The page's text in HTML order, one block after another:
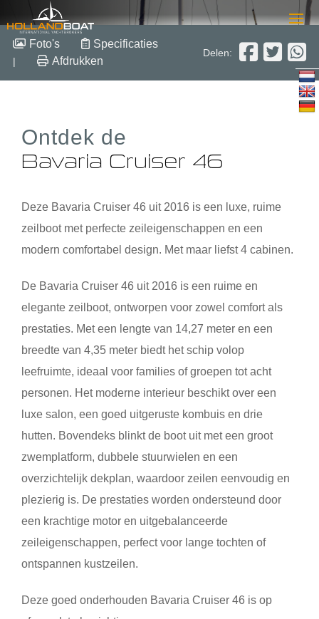
Bavaria Cruiser 46
€ 159.000,- excl btw
Foto's Specificaties
| Afdrukken
Delen:
Ontdek de
Bavaria Cruiser 46
Deze Bavaria Cruiser 46 uit 2016 is een luxe, ruime
zeilboot met perfecte zeileigenschappen en een
modern comfortabel design. Met maar liefst 4 cabinen.
De Bavaria Cruiser 46 uit 2016 is een ruime en
elegante zeilboot, ontworpen voor zowel comfort als
prestaties. Met een lengte van 14,27 meter en een
breedte van 4,35 meter biedt het schip volop
leefruimte, ideaal voor families of groepen tot acht
personen. Het moderne interieur beschikt over een
luxe salon, een goed uitgeruste kombuis en drie
hutten. Bovendeks blinkt de boot uit met een groot
zwemplatform, dubbele stuurwielen en een
overzichtelijk dekplan, waardoor zeilen eenvoudig en
plezierig is. De prestaties worden ondersteund door
een krachtige motor en uitgebalanceerde
zeileigenschappen, perfect voor lange tochten of
ontspannen kustzeilen.
Deze goed onderhouden Bavaria Cruiser 46 is op